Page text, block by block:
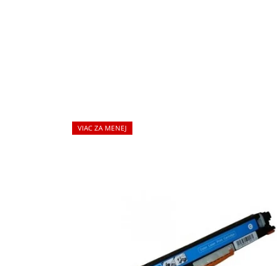
VIAC ZA MENEJ